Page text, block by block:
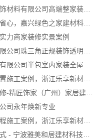
湖北百年米莱空间美学装饰材料有限公司高端整家装修老房翻新
本地化专业室内设计团队省心，嘉兴绿色之家建材科技有限公司全程托管
力商家装修实景案例
便宜住宅装修新房整体布置施工案例，浙江乐享新材料有限公司为您详解
广州家装装修报价全屋装修-精匠饰家（广州）家居建材有限公司
司永年焕新专业
优秀家庭装潢家装基础工程施工案例，浙江乐享新材料有限公司案例展示